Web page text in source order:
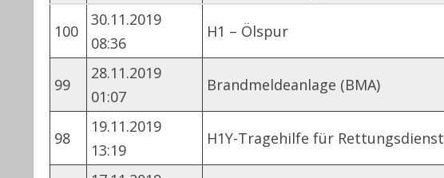
100
30.11.2019
08:36
H1 – Ölspur
99
28.11.2019
01:07
Brandmeldeanlage (BMA)
98
19.11.2019
13:19
H1Y-Tragehilfe für Rettungsdienst